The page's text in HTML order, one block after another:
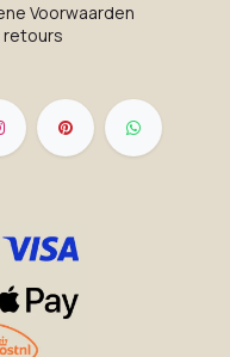
Voorwaarden
retours